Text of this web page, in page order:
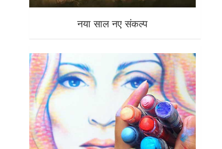
नया साल नए संकल्प